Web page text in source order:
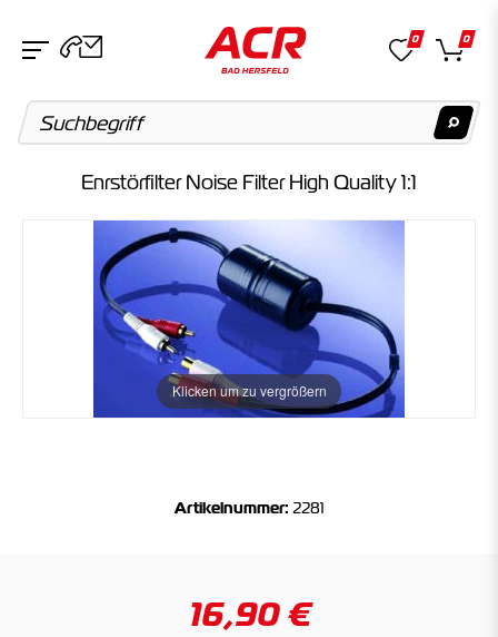
Keine Suchergebnisse gefunden.
Keine Suchergebnisse gefunden.
Kategorien
0 0
Enrstörfilter Noise Filter High Quality 1:1
Klicken um zu vergrößern
Artikelnummer: 2281
16,90 €